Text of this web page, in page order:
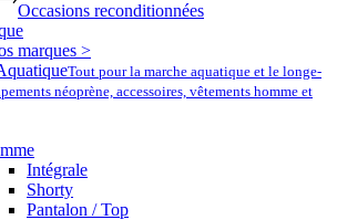
Occasions reconditionnées
marques >
Tout pour la marche aquatique et le longe-
néoprène, accessoires, vêtements homme et
Intégrale
Shorty
Pantalon / Top